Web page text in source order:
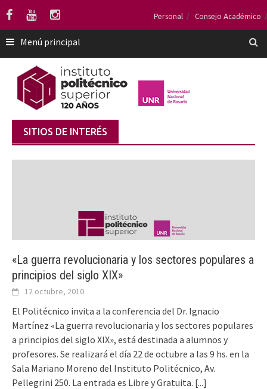
Saltar
contenido
Personal Consejo Académico
Menú principal
SITIOS DE INTERÉS
«La guerra revolucionaria y los sectores populares a
principios del siglo XIX»
12 octubre, 2010
El Politécnico invita a la conferencia del Dr. Ignacio
Martínez «La guerra revolucionaria y los sectores populares
a principios del siglo XIX», está destinada a alumnos y
profesores. Se realizará el día 22 de octubre a las 9 hs. en la
Sala Mariano Moreno del Instituto Politécnico, Av.
Pellegrini 250. La entrada es Libre y Gratuita. [...]